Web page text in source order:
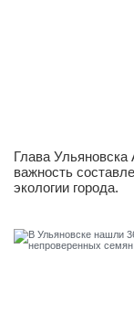
Глава
важность
экологии города.